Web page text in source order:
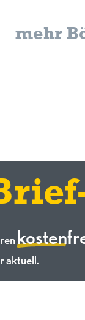
mehr
aktuell.